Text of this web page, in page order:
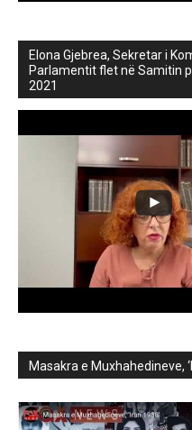
Elona Gjebrea, Sekretar i
Parlamentit flet në Samitin
2021
Masakra e Muxhahedineve,